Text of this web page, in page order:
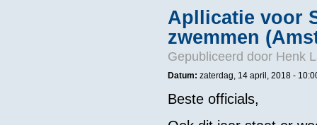
Apllicatie voor
zwemmen
Gepubliceerd door Henk
Datum: zaterdag, 14 april, 2018 -
Beste officials,